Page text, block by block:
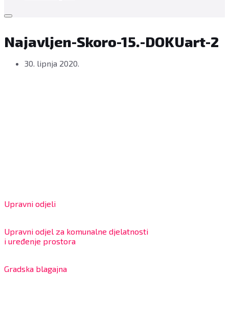
Najavljen-Skoro-15.-DOKUart-2
30. lipnja 2020.
Upravni odjeli
Upravni odjel za komunalne djelatnosti
i uređenje prostora
Gradska blagajna